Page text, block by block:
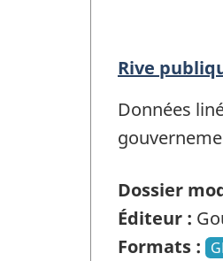
Rive
Données
Dossier
Éditeur :
Formats :